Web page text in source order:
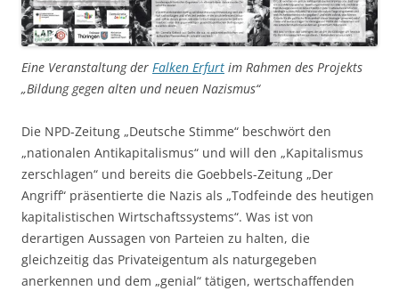
Eine Veranstaltung der Falken Erfurt im Rahmen des Projekts
„Bildung gegen alten und neuen Nazismus“
Die NPD-Zeitung „Deutsche Stimme“ beschwört den
„nationalen Antikapitalismus“ und will den „Kapitalismus
zerschlagen“ und bereits die Goebbels-Zeitung „Der
Angriff“ präsentierte die Nazis als „Todfeinde des heutigen
kapitalistischen Wirtschaftssystems“. Was ist von
derartigen Aussagen von Parteien zu halten, die
gleichzeitig das Privateigentum als naturgegeben
anerkennen und dem „genial“ tätigen, wertschaffenden